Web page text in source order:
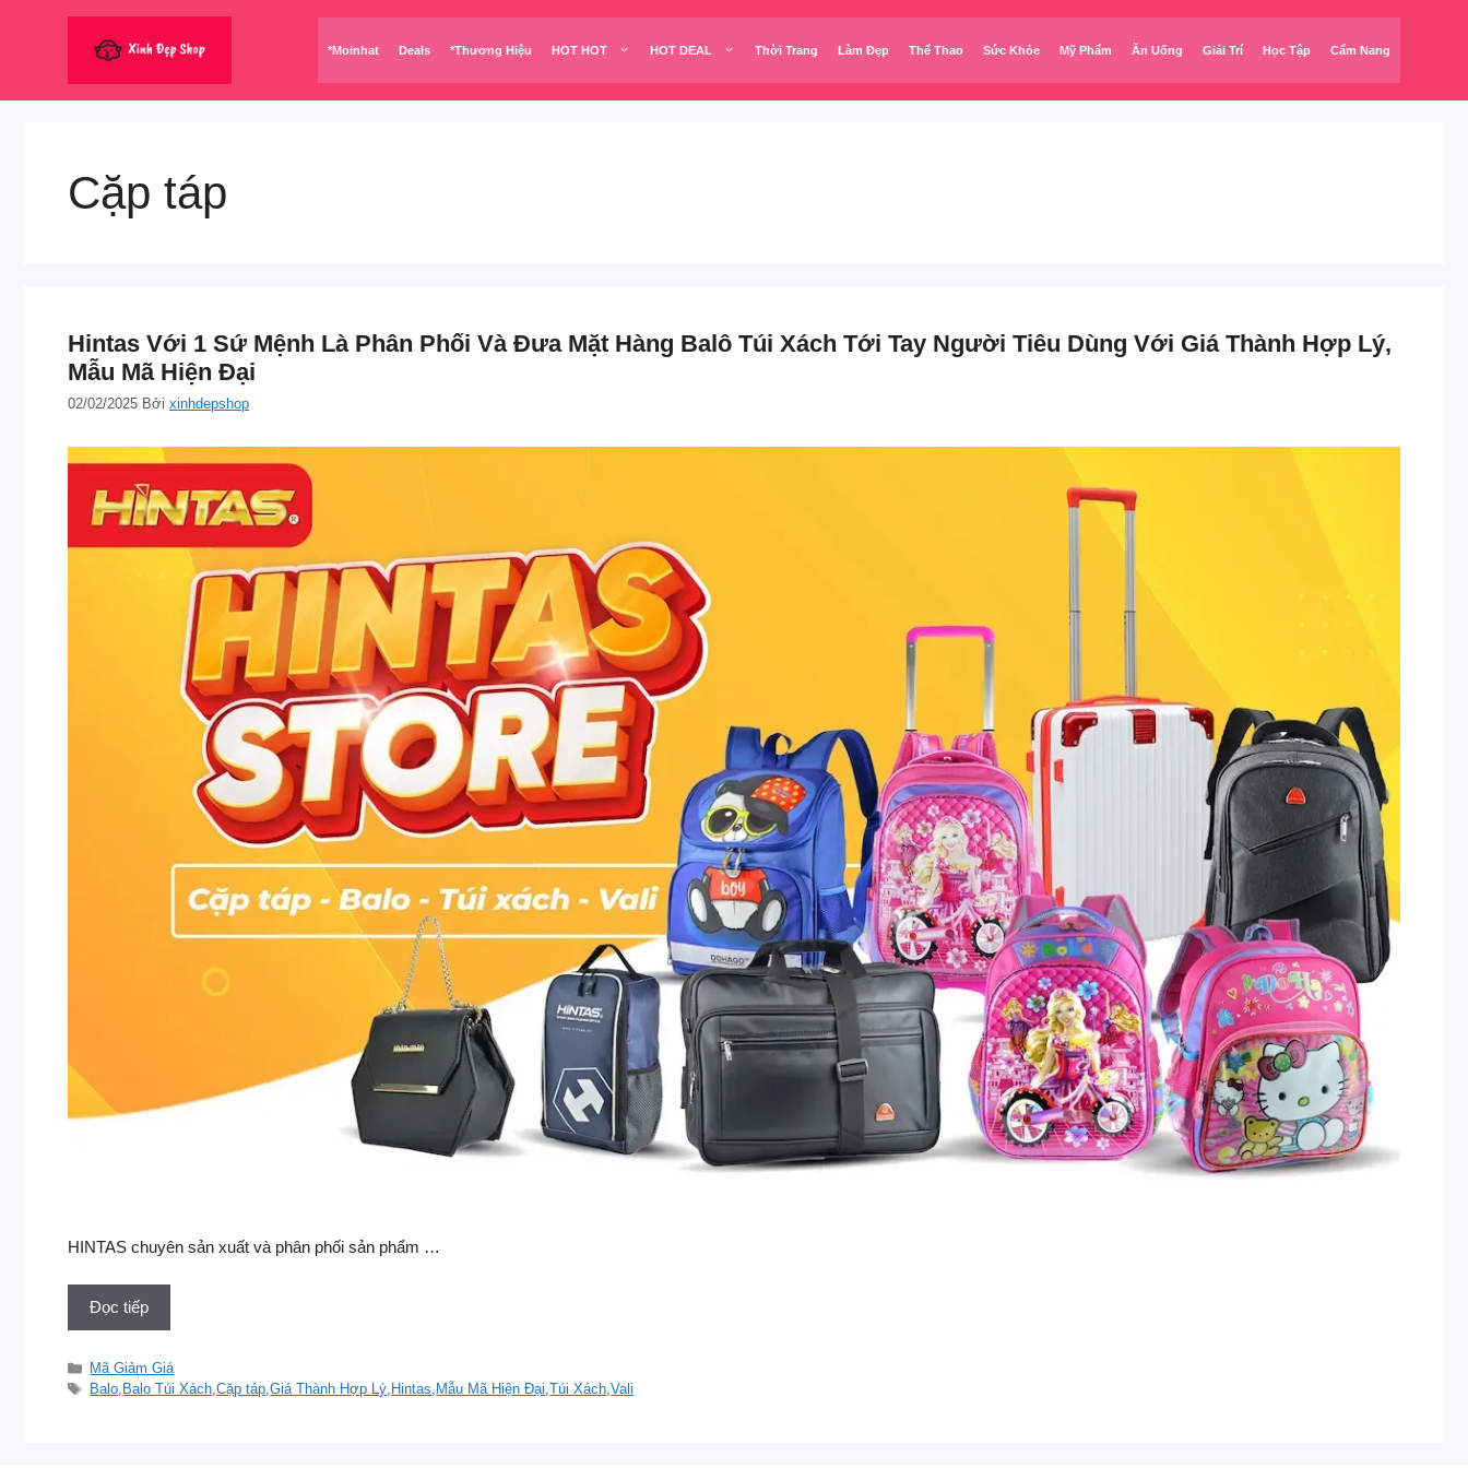
*Moinhat Deals *Thương Hiệu HOT HOT HOT DEAL Thời Trang Làm Đẹp Thể Thao Sức Khỏe Mỹ Phẩm Ăn Uống Giải Trí Học Tập Cẩm Nang
Cặp táp
Hintas Với 1 Sứ Mệnh Là Phân Phối Và Đưa Mặt Hàng Balô Túi Xách Tới Tay Người Tiêu Dùng Với Giá Thành Hợp Lý,
Mẫu Mã Hiện Đại
02/02/2025 Bởi xinhdepshop
HINTAS chuyên sản xuất và phân phối sản phẩm …
Đọc tiếp
Danh
mục
Mã Giảm Giá
Thẻ
Balo, Balo Túi Xách,Cặp táp,Giá Thành Hợp Lý, Hintas, Mẫu Mã Hiện Đại,Túi Xách,Vali